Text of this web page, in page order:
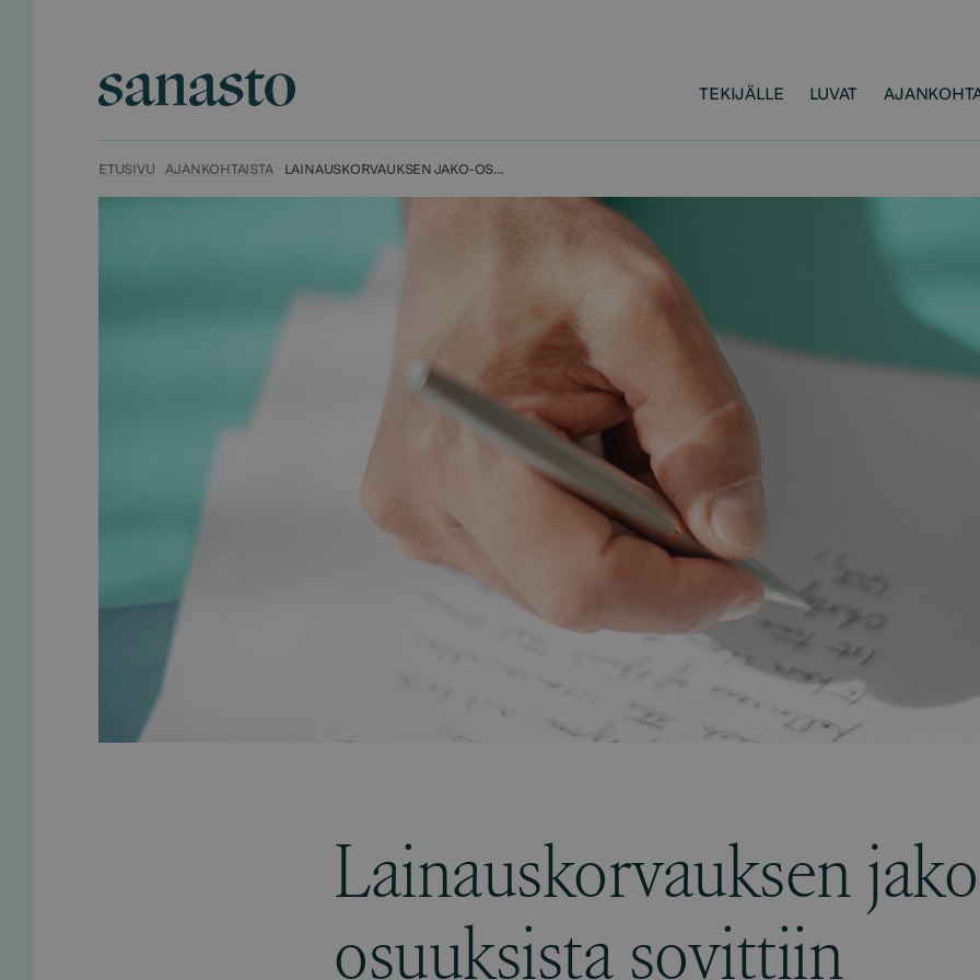
TEKIJÄLLE LUVAT
ETUSIVU AJANKOHTAISTA LAINAUSKORVAUKSEN JAKO-OSUUKSISTA SOVITTIIN
Lainauskorvauksen
osuuksista sovittiin